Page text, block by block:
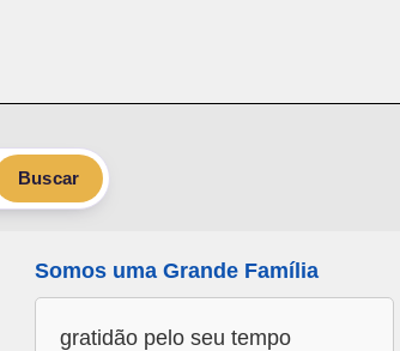
Buscar
Somos uma Grande Família
gratidão pelo seu tempo